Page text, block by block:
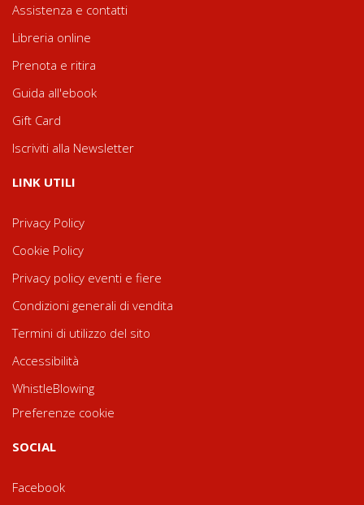
Assistenza e contatti
Libreria online
Prenota e ritira
Guida all'ebook
Gift Card
Iscriviti alla Newsletter
LINK UTILI
Privacy Policy
Cookie Policy
Privacy policy eventi e fiere
Condizioni generali di vendita
Termini di utilizzo del sito
Accessibilità
WhistleBlowing
Preferenze cookie
SOCIAL
Facebook